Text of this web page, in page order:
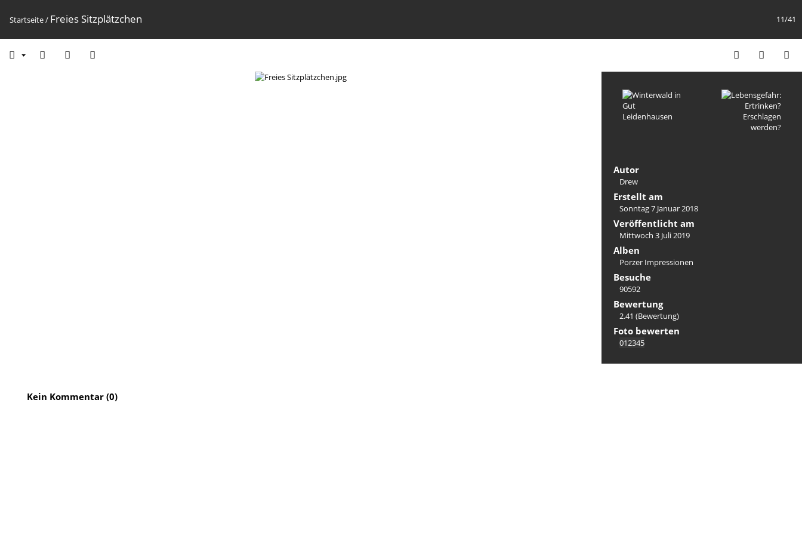
11/41
Startseite/ Freies Sitzplätzchen
Autor
Drew
Erstellt am
Sonntag 7 Januar 2018
Veröffentlicht am
Mittwoch 3 Juli 2019
Alben
Porzer Impressionen
Besuche
90592
Bewertung
2.41 (Bewertung)
Foto bewerten
Kein Kommentar (0)